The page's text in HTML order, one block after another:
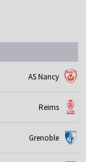
AS Nancy
Reims
Grenoble